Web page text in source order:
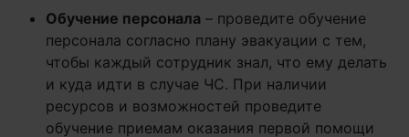
Обучение персонала – проведите обучение
персонала согласно плану эвакуации с тем,
чтобы каждый сотрудник знал, что ему делать
и куда идти в случае ЧС. При наличии
ресурсов и возможностей проведите
обучение приемам оказания первой помощи